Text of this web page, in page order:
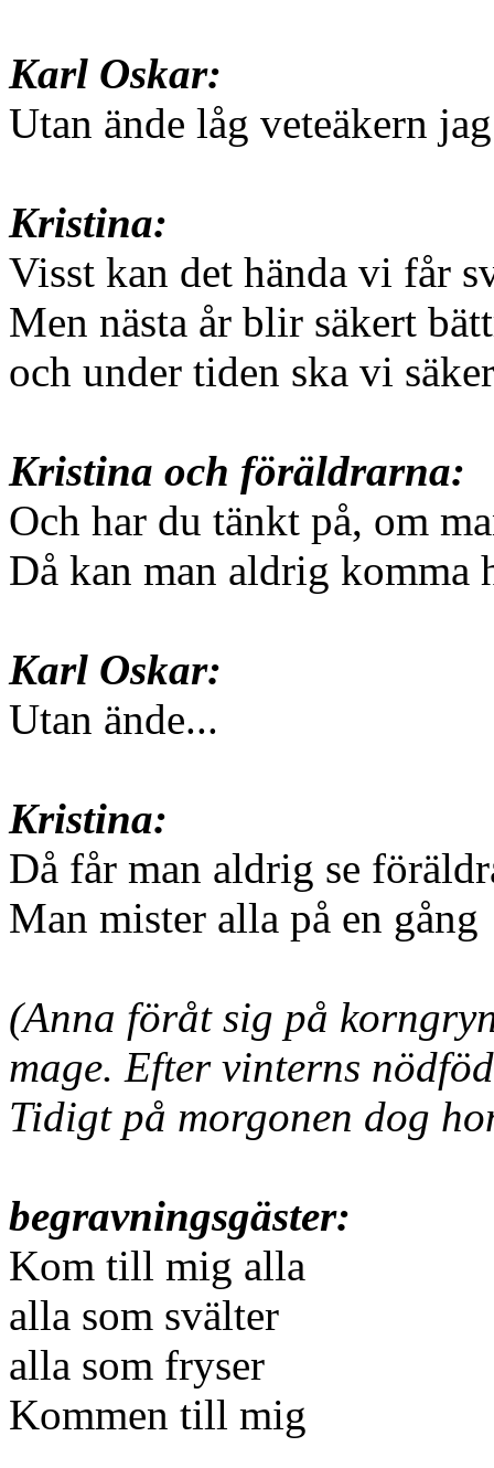
Karl Oskar:
Utan ände låg veteäkern
Kristina:
Visst kan det hända vi får
Men nästa år blir säkert
och under tiden ska vi
Kristina och föräldrarna:
Och har du tänkt på, om
Då kan man aldrig komma
Karl Oskar:
Utan ände...
Kristina:
Då får man aldrig se
Man mister alla på en gång
(Anna föråt sig på
mage. Efter vinterns
Tidigt på morgonen dog
begravningsgäster:
Kom till mig alla
alla som svälter
alla som fryser
Kommen till mig